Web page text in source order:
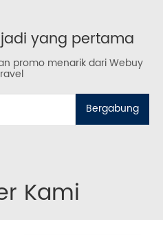
yang pertama
promo menarik dari Webuy
Bergabung
Kami